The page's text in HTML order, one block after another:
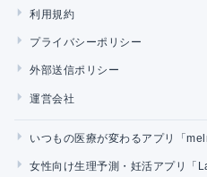
利用規約
プライバシーポリシー
外部送信ポリシー
運営会社
いつもの医療が変わるアプリ「
女性向け生理予測・妊活アプリ「